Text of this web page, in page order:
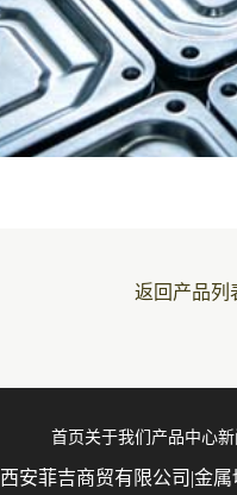
返回产品列
首页 关于我们 产品中心
西安菲吉商贸有限公司|金